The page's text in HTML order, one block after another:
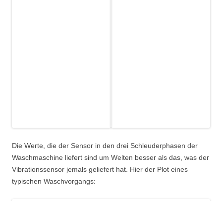
Die Werte, die der Sensor in den drei Schleuderphasen der
Waschmaschine liefert sind um Welten besser als das, was der
Vibrationssensor jemals geliefert hat. Hier der Plot eines
typischen Waschvorgangs: